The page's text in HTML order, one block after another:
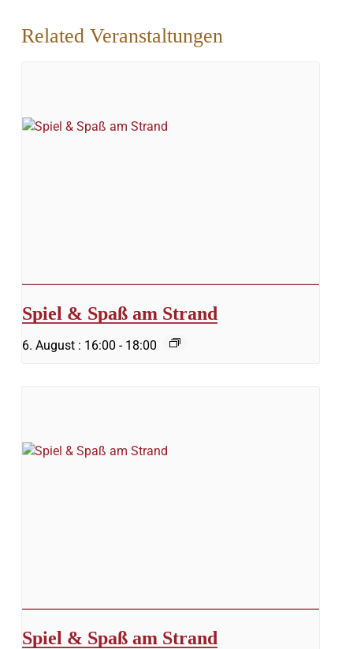
Related Veranstaltungen
Spiel & Spaß am Strand
6. August : 16:00 - 18:00
Spiel & Spaß am Strand